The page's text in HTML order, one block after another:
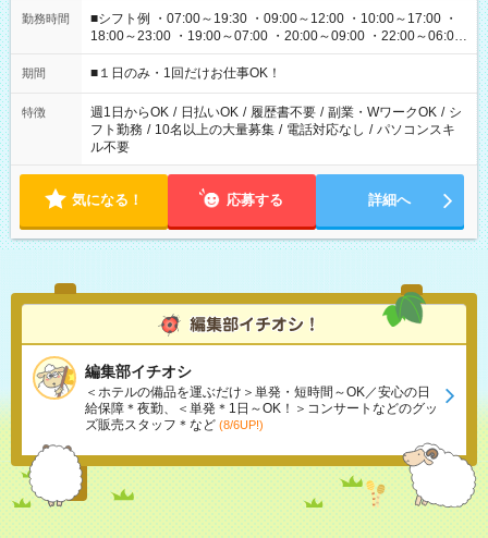
勤務時間
■シフト例 ・07:00～19:30 ・09:00～12:00 ・10:00～17:00 ・
18:00～23:00 ・19:00～07:00 ・20:00～09:00 ・22:00～06:00
etc ★最短で3時間で5,120円のお仕事から 15時間で2万円近く稼
げるお仕事も！ ご希望のお時間に合わせてご紹介！ ※シフトは
ください！
期間 ■１日のみ・1回だけお仕事OK！
特徴 週1日からOK / 日払いOK / 履歴書不要 / 副業・WワークOK / シ
フト勤務 / 10名以上の大量募集 / 電話対応なし / パソコンスキ
ル不要
気になる！ 応募する 詳細へ
編集部イチオシ
＜ホテルの備品を運ぶだけ＞単発・短時間～OK／安心の日
給保障＊夜勤、＜単発＊1日～OK！＞コンサートなどのグッ
ズ販売スタッフ＊など (8/6UP!)